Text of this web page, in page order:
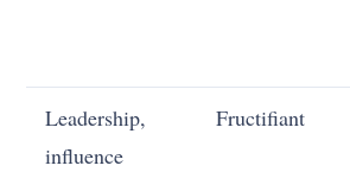
Leadership,
influence
Fructifiant